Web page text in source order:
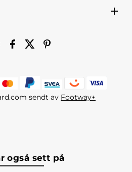
sendt av Footway+
også sett på